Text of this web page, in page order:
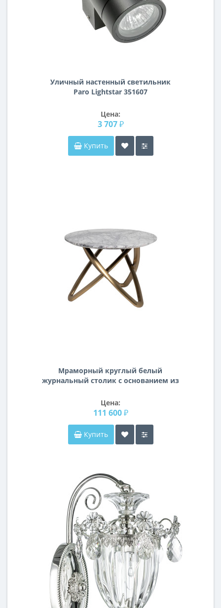
Уличный настенный светильник
Paro Lightstar 351607
Цена:
3 707 ₽
Купить
Мраморный круглый белый
журнальный столик с основанием из
790B
Цена:
111 600 ₽
Купить